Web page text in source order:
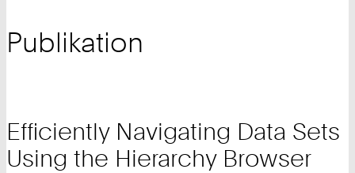
Publikation
Efficiently Navigating Data Sets
Using the Hierarchy Browser